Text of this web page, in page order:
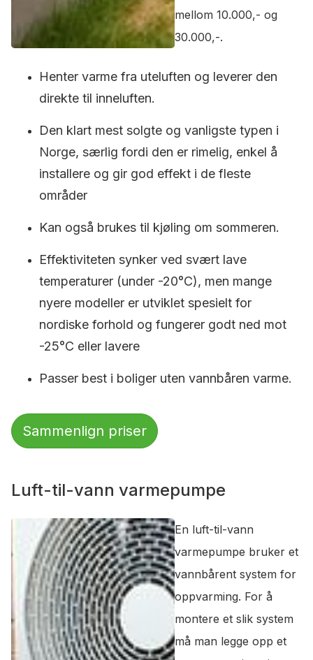
mellom 10.000,- og
30.000,-.
Henter varme fra uteluften og leverer den
direkte til inneluften.
Den klart mest solgte og vanligste typen i
Norge, særlig fordi den er rimelig, enkel å
installere og gir god effekt i de fleste
områder
Kan også brukes til kjøling om sommeren.
Effektiviteten synker ved svært lave
temperaturer (under -20°C), men mange
nyere modeller er utviklet spesielt for
nordiske forhold og fungerer godt ned mot
-25°C eller lavere
Passer best i boliger uten vannbåren varme.
Sammenlign priser
Luft-til-vann varmepumpe
En luft-til-vann
varmepumpe bruker et
vannbårent system for
oppvarming. For å
montere et slik system
må man legge opp et